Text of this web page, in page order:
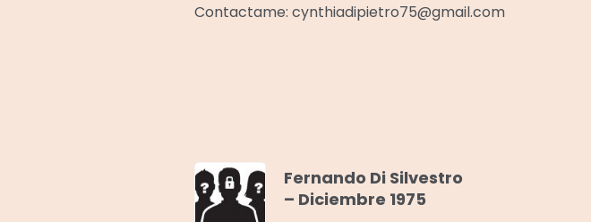
Contactame: cynthiadipietro75@gmail.com
Fernando Di Silvestro
– Diciembre 1975